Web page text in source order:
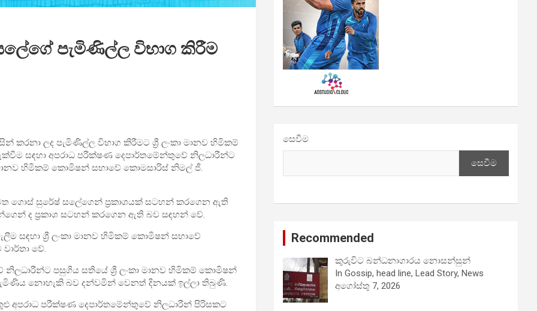
පැමිණිල්ල විභාග කිරීම
කරනා ලද පැමිණිල්ල විභාග කිරීමට ශ්‍රී ලංකා මානව හිමිකම්
සඳහා අපරාධ පරීක්ෂණ දෙපාර්තමේන්තුවේ නිලධාරීන්ට
හිමිකම් කොමිෂන් සභාවේ කොමසාරිස් නිමල් ජී.
ගොස් සුරේෂ් සලේගෙන් ප්‍රකාශයක් සටහන් කරගෙන ඇති
ද ප්‍රකාශ සටහන් කරගෙන ඇති බව සඳහන් වේ.
සඳහා ශ්‍රී ලංකා මානව හිමිකම් කොමිෂන් සභාවේ
වේ.
නිලධාරීන්ට පසුගිය සතියේ ශ්‍රී ලංකා මානව හිමිකම් කොමිෂන්
නොහැකි බව දන්වමින් වෙනත් දිනයක් ඉල්ලා තිබුණි.
අපරාධ පරීක්ෂණ දෙපාර්තමේන්තුවේ නිලධාරීන් පිරිසකට
සෙවීම
සෙවීම
Recommended
කුරුවිට බන්ධනාගාරය නොසන්සුන්
In Gossip, head line, Lead Story, News
අගෝස්තු 7, 2026